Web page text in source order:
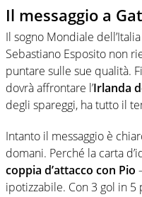
Il messaggio a
Il sogno Mondiale
Sebastiano Esposito non
puntare sulle sue qualità.
dovrà affrontare l’Irlanda
degli spareggi, ha tutto il
Intanto il messaggio è
domani. Perché la carta
coppia d’attacco con Pio
ipotizzabile. Con 3 gol in